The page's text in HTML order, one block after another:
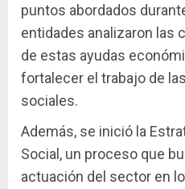
puntos abordados
entidades analizaron las
de estas ayudas
fortalecer el trabajo de
sociales.
Además, se inició la
Social, un proceso que
actuación del sector en